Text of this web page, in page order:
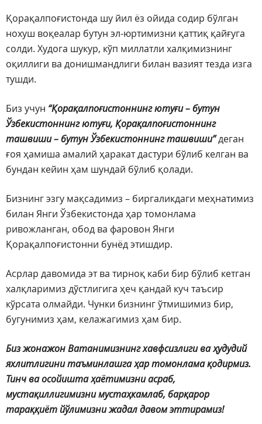
Қорақалпоғистонда шу йил ёз ойида содир бўлган
нохуш воқеалар бутун эл-юртимизни қаттиқ қайғуга
солди. Худога шукур, кўп миллатли халқимизнинг
оқиллиги ва донишмандлиги билан вазият тезда изга
тушди.
Биз учун “Қорақалпоғистоннинг ютуғи – бутун
Ўзбекистоннинг ютуғи, Қорақалпоғистоннинг
ташвиши – бутун Ўзбекистоннинг ташвиши”деган
ғоя ҳамиша амалий ҳаракат дастури бўлиб келган ва
бундан кейин ҳам шундай бўлиб қолади.
Бизнинг эзгу мақсадимиз – биргаликдаги меҳнатимиз
билан Янги Ўзбекистонда ҳар томонлама
ривожланган, обод ва фаровон Янги
Қорақалпоғистонни бунёд этишдир.
Асрлар давомида эт ва тирноқ каби бир бўлиб кетган
халқларимиз дўстлигига ҳеч қандай куч таъсир
кўрсата олмайди. Чунки бизнинг ўтмишимиз бир,
бугунимиз ҳам, келажагимиз ҳам бир.
Биз жонажон Ватанимизнинг хавфсизлиги ва ҳудудий
яхлитлигини таъминлашга ҳар томонлама қодирмиз.
Тинч ва осойишта ҳаётимизни асраб,
мустақиллигимизни мустаҳкамлаб, барқарор
тараққиёт йўлимизни жадал давом эттирамиз!